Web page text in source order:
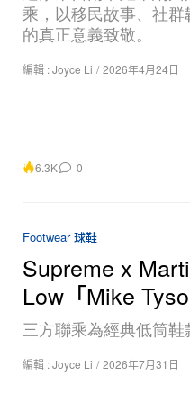
的真正意義致敬。
編輯 :Joyce Li / 2026年4月24日
Supreme x
Low「Mike
三方聯乘為經典低筒鞋
編輯 : Joyce Li / 2026年7月31日